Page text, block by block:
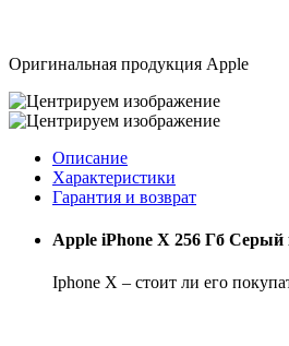
Оригинальная продукция Apple
Описание
Характеристики
Гарантия и возврат
Apple iPhone X 256 Гб Серый
Iphone X – стоит ли его